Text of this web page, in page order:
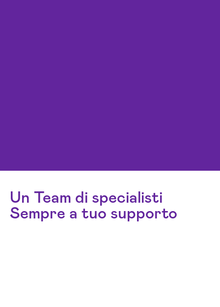
Un Team di specialisti
Sempre a tuo supporto